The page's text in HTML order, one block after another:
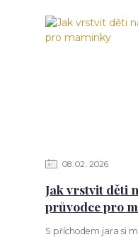
08 02 2026
Jak vrstvit děti
průvodce pro
S příchodem jara si